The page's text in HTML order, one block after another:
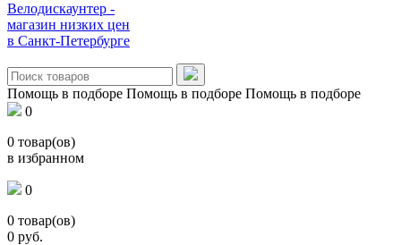
Велодискаунтер -
магазин низких цен
в Санкт-Петербурге
Помощь в подборе Помощь в подборе Помощь в подборе
0
0 товар(ов)
в избранном
0
0 товар(ов)
0 руб.